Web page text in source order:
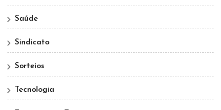
Saúde
Sindicato
Sorteios
Tecnologia